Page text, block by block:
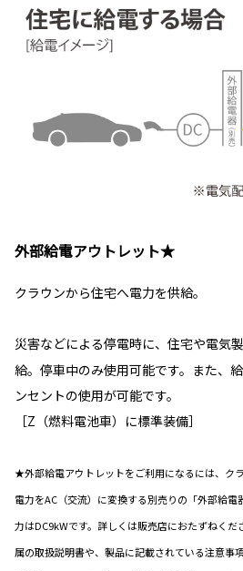
外部給電アウトレット★
クラウンから住宅へ電力を供給。
災害などによる停電時に、住宅や電気
給。停車中のみ使用可能です。また、
ンセントの使用が可能です。
［Z（燃料電池車）に標準装備］
★外部給電アウトレットをご利用になるには、ク
電力をAC（交流）に変換する別売りの「外部給電
力はDC9kWです。詳しくは販売店におたずねく
属の取扱説明書や、製品に記載されている注意事